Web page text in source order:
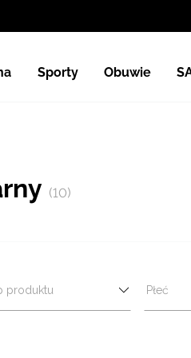
Sporty Obuwie
(10)
produktu Płeć